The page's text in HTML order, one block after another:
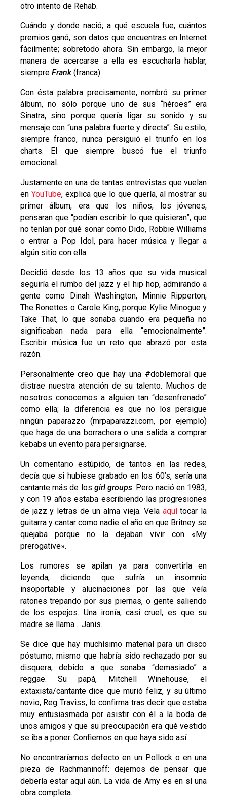
otro intento de Rehab.
Cuándo y donde nació; a qué escuela fue, cuántos
premios ganó, son datos que encuentras en Internet
fácilmente; sobretodo ahora. Sin embargo, la mejor
manera de acercarse a ella es escucharla hablar,
siempre Frank(franca).
Con ésta palabra precisamente, nombró su primer
álbum, no sólo porque uno de sus “héroes” era
Sinatra, sino porque quería ligar su sonido y su
mensaje con “una palabra fuerte y directa”. Su estilo,
siempre franco, nunca persiguió el triunfo en los
charts. El que siempre buscó fue el triunfo
emocional.
Justamente en una de tantas entrevistas que vuelan
en YouTube, explica que lo que quería, al mostrar su
primer álbum, era que los niños, los jóvenes,
pensaran que “podían escribir lo que quisieran”, que
no tenían por qué sonar como Dido, Robbie Williams
o entrar a Pop Idol, para hacer música y llegar a
algún sitio con ella.
Decidió desde los 13 años que su vida musical
seguiría el rumbo del jazz y el hip hop, admirando a
gente como Dinah Washington, Minnie Ripperton,
The Ronettes o Carole King, porque Kylie Minogue y
Take That, lo que sonaba cuando era pequeña no
significaban nada para ella “emocionalmente”.
Escribir música fue un reto que abrazó por esta
razón.
Personalmente creo que hay una #doblemoral que
distrae nuestra atención de su talento. Muchos de
nosotros conocemos a alguien tan “desenfrenado”
como ella; la diferencia es que no los persigue
ningún paparazzo (mrpaparazzi.com, por ejemplo)
que haga de una borrachera o una salida a comprar
kebabs un evento para persignarse.
Un comentario estúpido, de tantos en las redes,
decía que si hubiese grabado en los 60’s, sería una
cantante más de los girl groups. Pero nació en 1983,
y con 19 años estaba escribiendo las progresiones
de jazz y letras de un alma vieja. Vela aquítocar la
guitarra y cantar como nadie el año en que Britney se
quejaba porque no la dejaban vivir con «My
prerogative».
Los rumores se apilan ya para convertirla en
leyenda, diciendo que sufría un insomnio
insoportable y alucinaciones por las que veía
ratones trepando por sus piernas, o gente saliendo
de los espejos. Una ironía, casi cruel, es que su
madre se llama… Janis.
Se dice que hay muchísimo material para un disco
póstumo; mismo que habría sido rechazado por su
disquera, debido a que sonaba “demasiado” a
reggae. Su papá, Mitchell Winehouse, el
extaxista/cantante dice que murió feliz, y su último
novio, Reg Traviss, lo confirma tras decir que estaba
muy entusiasmada por asistir con él a la boda de
unos amigos y que su preocupación era qué vestido
se iba a poner. Confiemos en que haya sido así.
No encontraríamos defecto en un Pollock o en una
pieza de Rachmaninoff: dejemos de pensar que
debería estar aquí aún. La vida de Amy es en sí una
obra completa.